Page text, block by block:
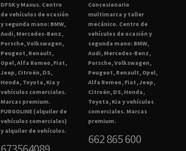
DFSK y Maxus. Centro
de vehículos de ocasión
y segunda mano: BMW,
Audi, Mercedes-Benz,
Porsche, Volkswagen,
Peugeot, Renault,
Opel, Alfa Romeo, Fiat,
Jeep, Citroën, DS,
Honda, Toyota, Kia y
vehículos comerciales.
Marcas premium.
FURGOLINE (alquiler de
vehículos comerciales)
y alquiler de vehículos.
Concesionario
multimarca y taller
mecánico. Centro de
vehículos de ocasión y
segunda mano: BMW,
Audi, Mercedes-Benz,
Porsche, Volkswagen,
Peugeot, Renault, Opel,
Alfa Romeo, Fiat, Jeep,
Citroën, DS, Honda,
Toyota, Kia y vehículos
comerciales. Marcas
premium.
662 865 600